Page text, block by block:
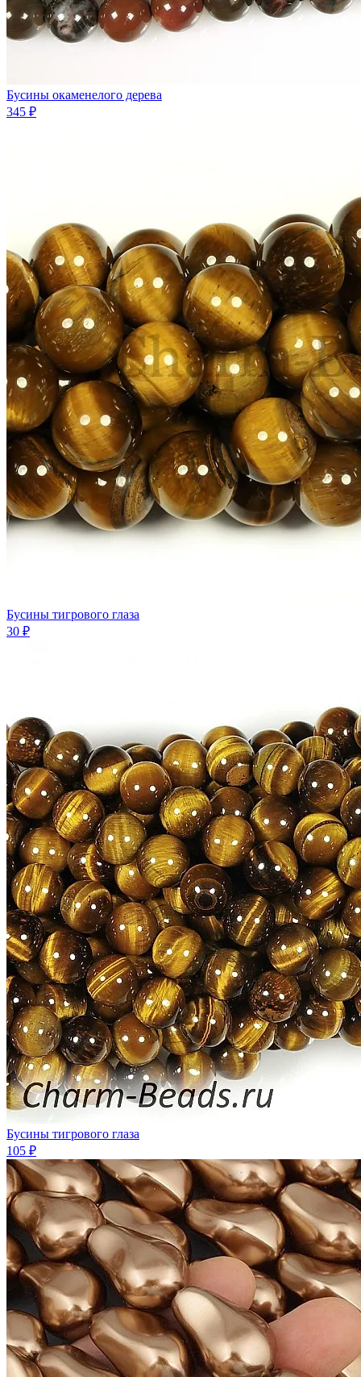
Бусины окаменелого дерева
345 ₽
Бусины тигрового глаза
30 ₽
Бусины тигрового глаза
105 ₽